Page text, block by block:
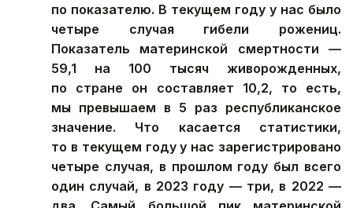
по показателю. В текущем году у нас было
четыре случая гибели рожениц.
Показатель материнской смертности —
59,1 на 100 тысяч живорожденных,
по стране он составляет 10,2, то есть,
мы превышаем в 5 раз республиканское
значение. Что касается статистики,
то в текущем году у нас зарегистрировано
четыре случая, в прошлом году был всего
один случай, в 2023 году — три, в 2022 —